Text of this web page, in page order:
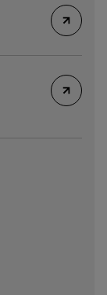
(JSON)